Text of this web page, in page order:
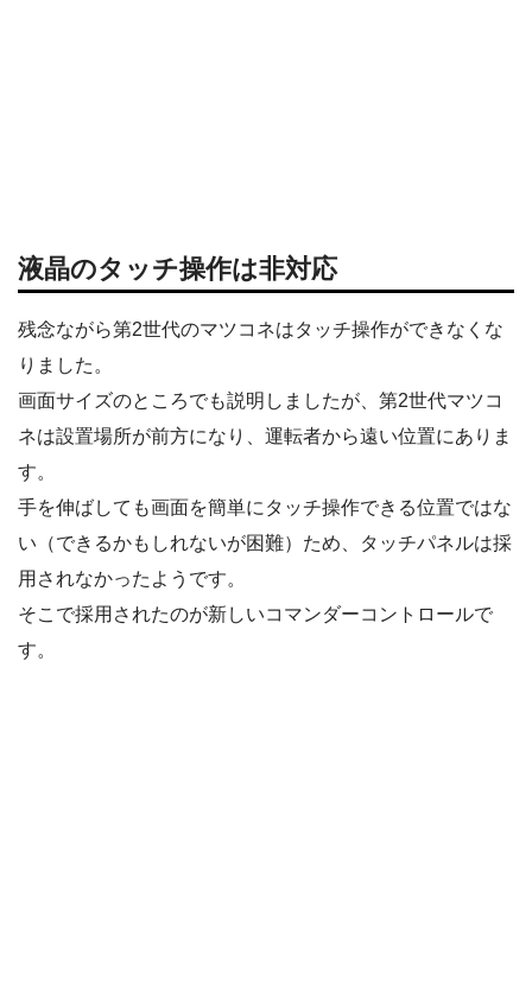
液晶のタッチ操作は非対応
残念ながら第2世代のマツコネはタッチ操作ができなくな
りました。
画面サイズのところでも説明しましたが、第2世代マツコ
ネは設置場所が前方になり、運転者から遠い位置にありま
す。
手を伸ばしても画面を簡単にタッチ操作できる位置ではな
い（できるかもしれないが困難）ため、タッチパネルは採
用されなかったようです。
そこで採用されたのが新しいコマンダーコントロールで
す。